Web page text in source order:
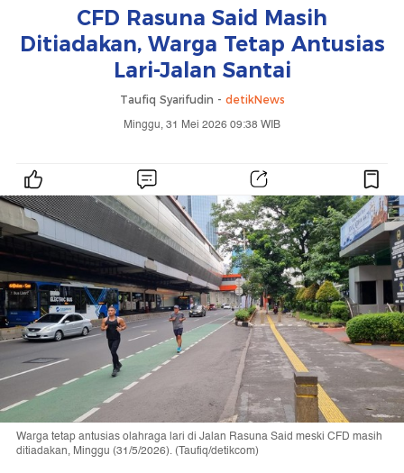
CFD Rasuna Said Masih
Ditiadakan, Warga Tetap Antusias
Lari-Jalan Santai
Taufiq Syarifudin - detikNews
Minggu, 31 Mei 2026 09:38 WIB
Warga tetap antusias olahraga lari di Jalan Rasuna Said meski CFD masih
ditiadakan, Minggu (31/5/2026). (Taufiq/detikcom)